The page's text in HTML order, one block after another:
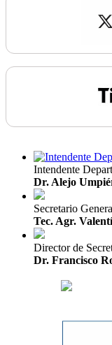
Intendente
Dr. Alejo
Secretario
Tec. Agr.
Director de
Dr. Francisco